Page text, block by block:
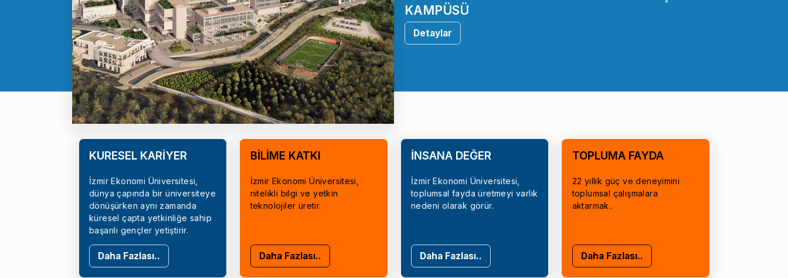
KAMPÜSÜ
Detaylar
KÜRESEL KARİYER
İzmir Ekonomi Üniversitesi,
dünya çapında bir üniversiteye
dönüşürken aynı zamanda
küresel çapta yetkinliğe sahip
başarılı gençler yetiştirir.
Daha Fazlası..
BİLİME KATKI
İzmir Ekonomi Üniversitesi,
nitelikli bilgi ve yetkin
teknolojiler üretir.
Daha Fazlası..
İNSANA DEĞER
İzmir Ekonomi Üniversitesi,
toplumsal fayda üretmeyi varlık
nedeni olarak görür.
Daha Fazlası..
TOPLUMA FAYDA
22 yıllık güç ve deneyimini
toplumsal çalışmalara
aktarmak..
Daha Fazlası..